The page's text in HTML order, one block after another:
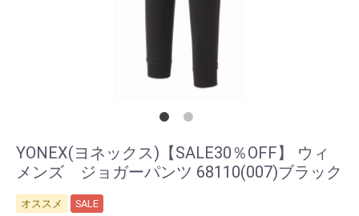
YONEX(ヨネックス)【SALE30％OFF】 ウィ
メンズ ジョガーパンツ 68110(007)ブラック
オススメ SALE